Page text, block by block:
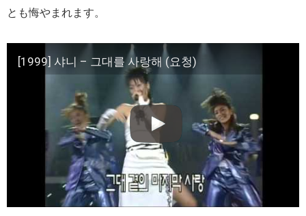
とも悔やまれます。
[1999] 샤니 – 그대를 사랑해 (요청)